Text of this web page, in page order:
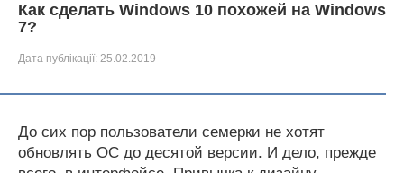
Как сделать Windows 10 похожей на Windows
7?
Дата публікації: 25.02.2019
До сих пор пользователи семерки не хотят
обновлять ОС до десятой версии. И дело, прежде